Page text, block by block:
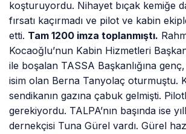
koşturuyordu. Nihayet bıçak kemiğe
fırsatı kaçırmadı ve pilot ve kabin
etti. Tam 1200 imza toplanmıştı.
Kocaoğlu’nun Kabin Hizmetleri
ile boşalan TASSA Başkanlığına
isim olan Berna Tanyolaç oturmuştu.
sendikanın gazına çabuk gelmişti.
gerekiyordu. TALPA’nın başında ise
dernekçisi Tuna Gürel vardı. Gürel